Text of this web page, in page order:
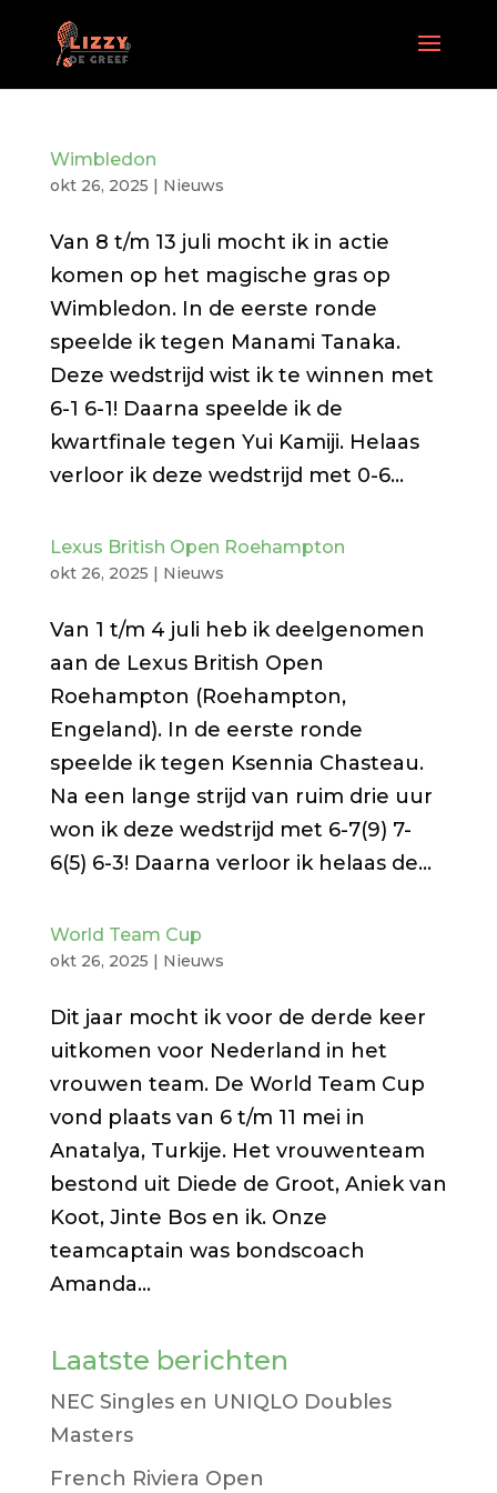
Wimbledon
okt 26, 2025 | Nieuws
Van 8 t/m 13 juli mocht ik in actie
komen op het magische gras op
Wimbledon. In de eerste ronde
speelde ik tegen Manami Tanaka.
Deze wedstrijd wist ik te winnen met
6-1 6-1! Daarna speelde ik de
kwartfinale tegen Yui Kamiji. Helaas
verloor ik deze wedstrijd met 0-6...
Lexus British Open Roehampton
okt 26, 2025 | Nieuws
Van 1 t/m 4 juli heb ik deelgenomen
aan de Lexus British Open
Roehampton (Roehampton,
Engeland). In de eerste ronde
speelde ik tegen Ksennia Chasteau.
Na een lange strijd van ruim drie uur
won ik deze wedstrijd met 6-7(9) 7-
6(5) 6-3! Daarna verloor ik helaas de...
World Team Cup
okt 26, 2025 | Nieuws
Dit jaar mocht ik voor de derde keer
uitkomen voor Nederland in het
vrouwen team. De World Team Cup
vond plaats van 6 t/m 11 mei in
Anatalya, Turkije. Het vrouwenteam
bestond uit Diede de Groot, Aniek van
Koot, Jinte Bos en ik. Onze
teamcaptain was bondscoach
Amanda...
Laatste berichten
NEC Singles en UNIQLO Doubles
Masters
French Riviera Open